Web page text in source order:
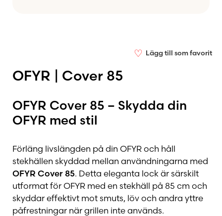
♡ Lägg till som favorit
OFYR | Cover 85
OFYR Cover 85 – Skydda din
OFYR med stil
Förläng livslängden på din OFYR och håll
stekhällen skyddad mellan användningarna med
OFYR Cover 85. Detta eleganta lock är särskilt
utformat för OFYR med en stekhäll på 85 cm och
skyddar effektivt mot smuts, löv och andra yttre
påfrestningar när grillen inte används.